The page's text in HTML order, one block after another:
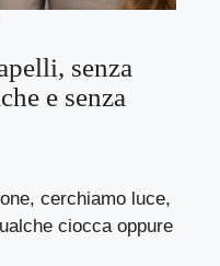
senza
e senza
cerchiamo luce,
ciocca oppure